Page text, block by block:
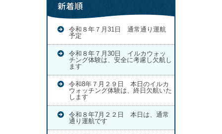
新着順
令和８年７月31日 通常通り運航
予定
令和８年７月30日 イルカウォッ
チング体験は、安全に考慮し欠航し
ます
令和8年７月２９日 本日のイルカ
ウォッチング体験は、終日欠航いた
します
令和８年7月２２日 本日は、通常
通り運航です